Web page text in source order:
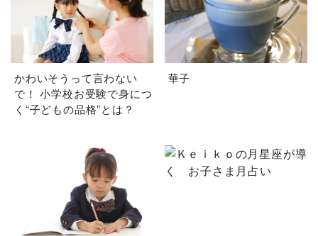
かわいそうって言わない
で！ 小学校お受験で身につ
く“子どもの品格”とは？
華子